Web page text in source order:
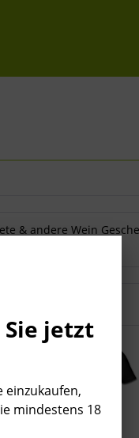
& andere Wein
jetzt
einzukaufen,
mindestens 18